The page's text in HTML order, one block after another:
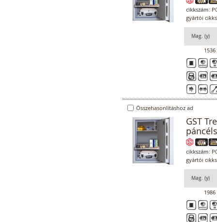
cikkszám:
gyártói
Mag. (y)
1536
Összehasonlításhoz ad
GST
cikkszám:
gyártói
Mag. (y)
1986